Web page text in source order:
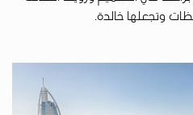
وتجعلها خالدة.